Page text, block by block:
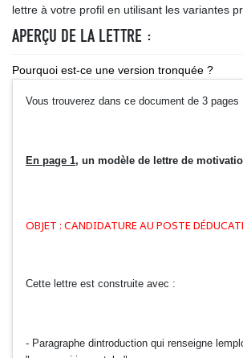
lettre à votre profil en utilisant les variantes
APERÇU DE LA LETTRE :
Pourquoi est-ce une version tronquée ?
Vous trouverez dans ce document de 3 pages
En page 1, un modèle de lettre de
OBJET : CANDIDATURE AU POSTE
Cette lettre est construite avec :
- Paragraphe dintroduction qui renseigne